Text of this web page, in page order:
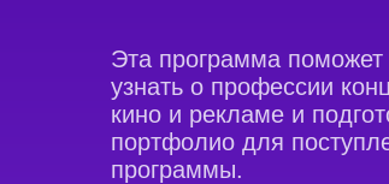
Эта программа поможет
узнать о профессии
кино и рекламе и
портфолио для
программы.